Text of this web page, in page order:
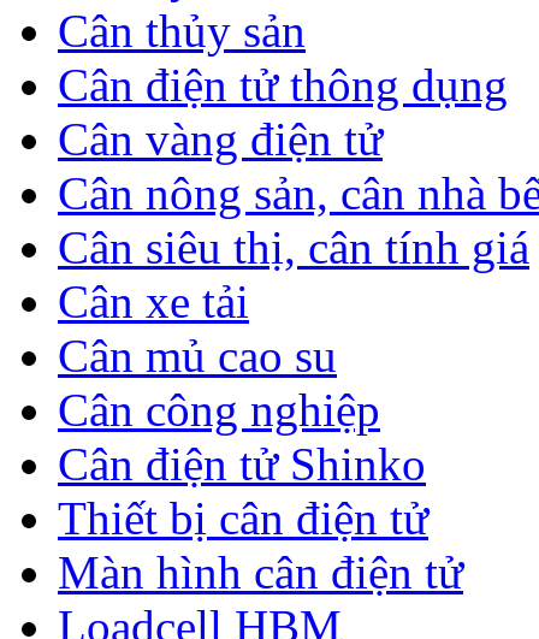
Cân thủy sản
Cân điện tử thông dụng
Cân vàng điện tử
Cân nông sản, cân nhà
Cân siêu thị, cân tính giá
Cân xe tải
Cân mủ cao su
Cân công nghiệp
Cân điện tử Shinko
Thiết bị cân điện tử
Màn hình cân điện tử
Loadcell HBM